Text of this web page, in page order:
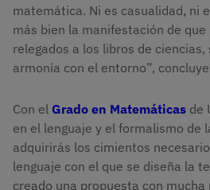
matemática. Ni es casualidad, ni
más bien la manifestación de
relegados a los libros de
armonía con el entorno”,
Con el Grado en Matemáticas de
en el lenguaje y el formalismo de
adquirirás los cimientos
lenguaje con el que se diseña la
creado una propuesta con